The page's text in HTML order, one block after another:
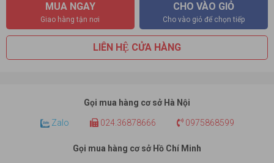
MUA NGAY
Giao hàng tận nơi
CHO VÀO GIỎ
Cho vào giỏ để chọn tiếp
LIÊN HỆ CỬA HÀNG
Gọi mua hàng cơ sở Hà Nội
Zalo 024.36878666 0975868599
Gọi mua hàng cơ sở Hồ Chí Minh